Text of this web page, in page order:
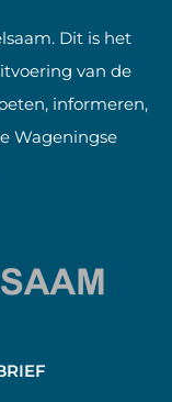
Dit is het
van de
informeren,
Wageningse